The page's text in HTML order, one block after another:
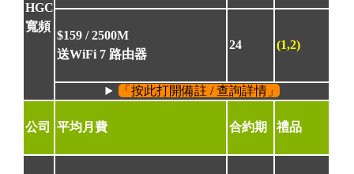
HGC
寬頻
$159 /2500M
送WiFi 7 路由器
24 (1,2)
「按此打開備註 / 查詢詳情」
公司 平均月費 合約期 禮品